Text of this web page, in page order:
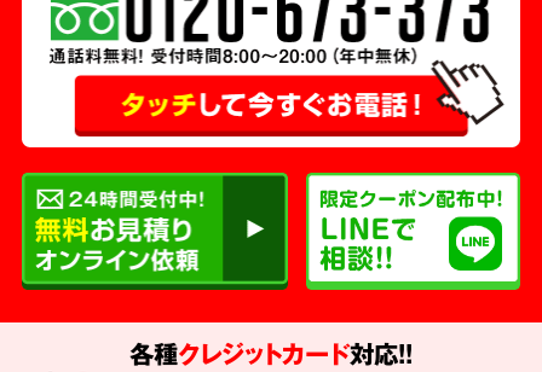
各種クレジットカード対応!!